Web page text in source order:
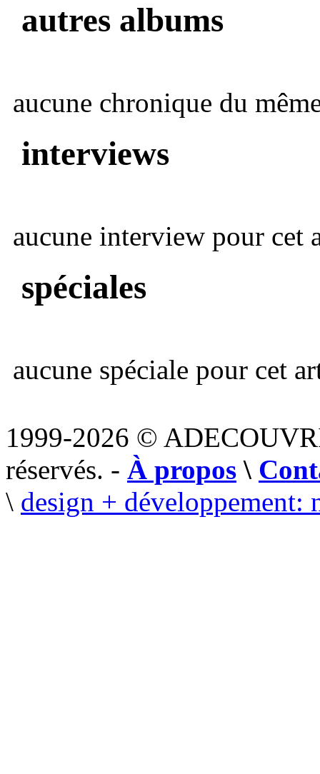
autres albums
aucune chronique du
interviews
aucune interview pour cet
spéciales
aucune spéciale pour cet
1999-2026 ©
réservés. - À propos \
\ design + développement: